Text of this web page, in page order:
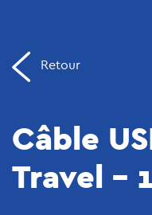
Retour
Câble
Travel –